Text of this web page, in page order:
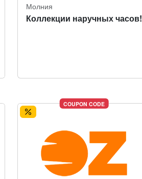
Молния
Коллекции наручных часов!
COUPON CODE